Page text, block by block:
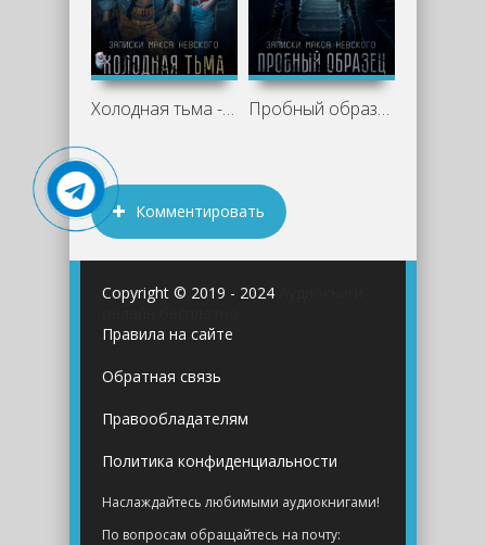
Холодная тьма - Ёжи Старлайт Пробный образец - Ёжи Старлайт
Комментировать
Copyright © 2019 - 2024
Правила на сайте
Обратная связь
Правообладателям
Политика конфиденциальности
Наслаждайтесь любимыми аудиокнигами!
По вопросам обращайтесь на почту: